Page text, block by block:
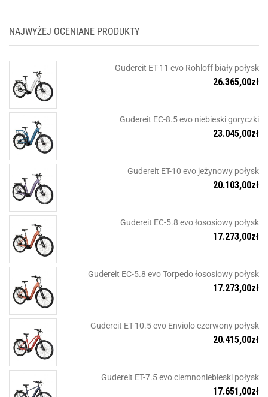
NAJWYŻEJ OCENIANE PRODUKTY
Gudereit ET-11 evo Rohloff biały połysk
26.365,00zł
Gudereit EC-8.5 evo niebieski goryczki
23.045,00zł
Gudereit ET-10 evo jeżynowy połysk
20.103,00zł
Gudereit EC-5.8 evo łososiowy połysk
17.273,00zł
Gudereit EC-5.8 evo Torpedo łososiowy połysk
17.273,00zł
Gudereit ET-10.5 evo Enviolo czerwony połysk
20.415,00zł
Gudereit ET-7.5 evo ciemnoniebieski połysk
17.651,00zł